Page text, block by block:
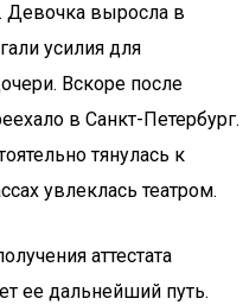
Девочка выросла в
усилия для
Вскоре после
в Санкт-Петербург.
тянулась к
увлеклась театром.
аттестата
ее дальнейший путь.